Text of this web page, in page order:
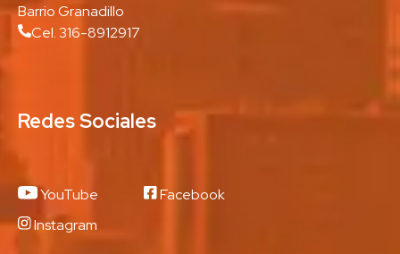
Barrio Granadillo
Cel. 316-8912917
Redes Sociales
YouTube
Facebook
Instagram